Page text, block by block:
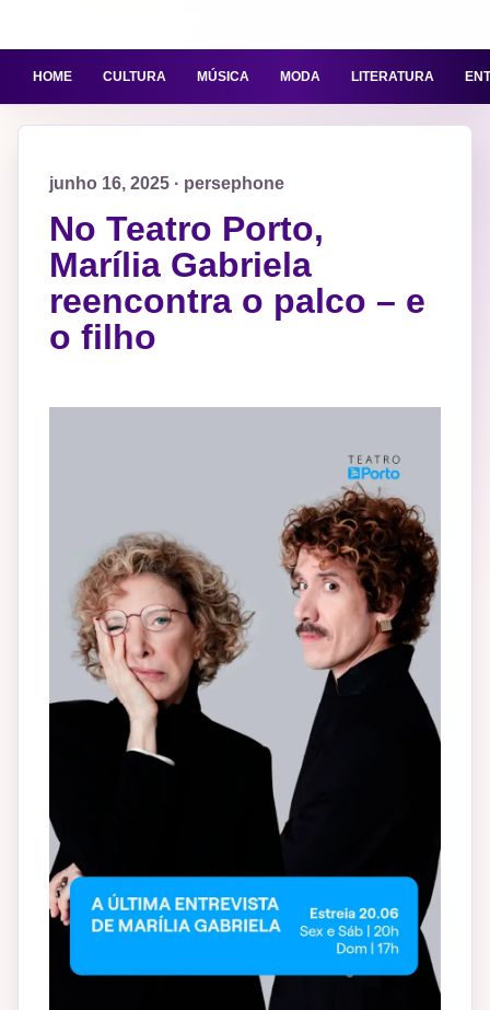
HOME CULTURA MÚSICA MODA LITERATURA
junho 16, 2025 · persephone
No Teatro Porto,
Marília Gabriela
reencontra o palco – e
o filho